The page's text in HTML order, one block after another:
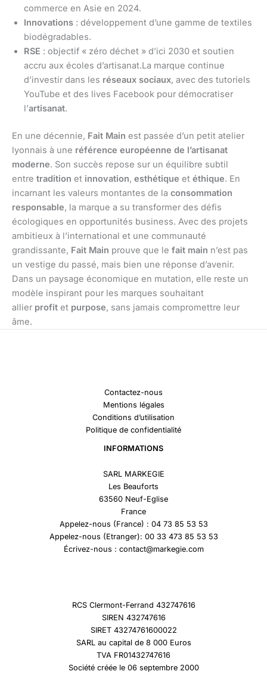
commerce en Asie en 2024.
Innovations : développement d’une gamme de textiles
biodégradables.
RSE : objectif « zéro déchet » d’ici 2030 et soutien
accru aux écoles d’artisanat.La marque continue
d’investir dans les réseaux sociaux, avec des tutoriels
YouTube et des lives Facebook pour démocratiser
l’artisanat.
En une décennie, Fait Main est passée d’un petit atelier
lyonnais à une référence européenne de l’artisanat
moderne. Son succès repose sur un équilibre subtil
entre tradition et innovation, esthétique et éthique. En
incarnant les valeurs montantes de la consommation
responsable, la marque a su transformer des défis
écologiques en opportunités business. Avec des projets
ambitieux à l’international et une communauté
grandissante, Fait Main prouve que le fait main n’est pas
un vestige du passé, mais bien une réponse d’avenir.
Dans un paysage économique en mutation, elle reste un
modèle inspirant pour les marques souhaitant
allier profit et purpose, sans jamais compromettre leur
âme.
Contactez-nous
Mentions légales
Conditions d’utilisation
Politique de confidentialité
INFORMATIONS
SARL MARKEGIE
Les Beauforts
63560 Neuf-Eglise
France
Appelez-nous (France) : 04 73 85 53 53
Appelez-nous (Etranger): 00 33 473 85 53 53
Écrivez-nous : contact@markegie.com
RCS Clermont-Ferrand 432747616
SIREN 432747616
SIRET 43274761600022
SARL au capital de 8 000 Euros
TVA FR01432747616
Société créée le 06 septembre 2000